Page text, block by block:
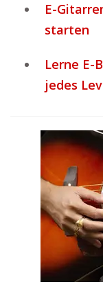
E-
starten
Lerne E-
jedes